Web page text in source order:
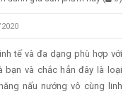
tế và đa dạng phù hợp với
và chắc hẳn đây là loại
nấu nướng vô cùng linh